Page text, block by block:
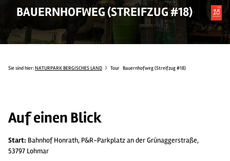
BAUERNHOFWEG (STREIFZUG #18)
Sie sind hier:NATURPARK BERGISCHES LAND Tour Bauernhofweg (Streifzug #18)
Auf einen Blick
Start: Bahnhof Honrath, P&R-Parkplatz an der Grünaggerstraße,
53797 Lohmar